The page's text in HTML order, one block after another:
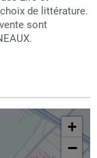
de littérature.
sont
+
−